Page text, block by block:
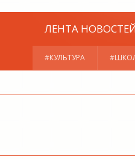
ЛЕНТА НОВОСТЕЙ
#КУЛЬТУРА